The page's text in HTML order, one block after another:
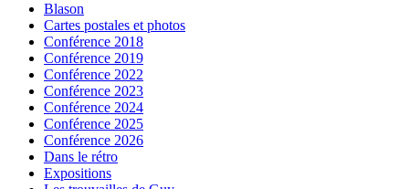
Blason
Cartes postales et photos
Conférence 2018
Conférence 2019
Conférence 2022
Conférence 2023
Conférence 2024
Conférence 2025
Conférence 2026
Dans le rétro
Expositions